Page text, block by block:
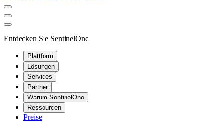
Entdecken Sie SentinelOne
Plattform
Lösungen
Services
Partner
Warum SentinelOne
Ressourcen
Preise